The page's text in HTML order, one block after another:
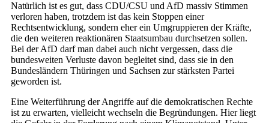
Natürlich ist es gut, dass CDU/CSU und AfD massiv Stimmen
verloren haben, trotzdem ist das kein Stoppen einer
Rechtsentwicklung, sondern eher ein Umgruppieren der Kräfte,
die den weiteren reaktionären Staatsumbau durchsetzen sollen.
Bei der AfD darf man dabei auch nicht vergessen, dass die
bundesweiten Verluste davon begleitet sind, dass sie in den
Bundesländern Thüringen und Sachsen zur stärksten Partei
geworden ist.
Eine Weiterführung der Angriffe auf die demokratischen Rechte
ist zu erwarten, vielleicht wechseln die Begründungen. Hier liegt